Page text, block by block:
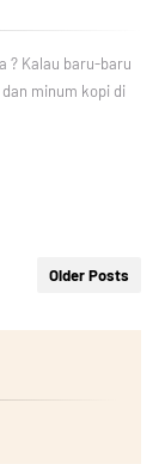
? Kalau baru-baru
minum kopi di
Older Posts